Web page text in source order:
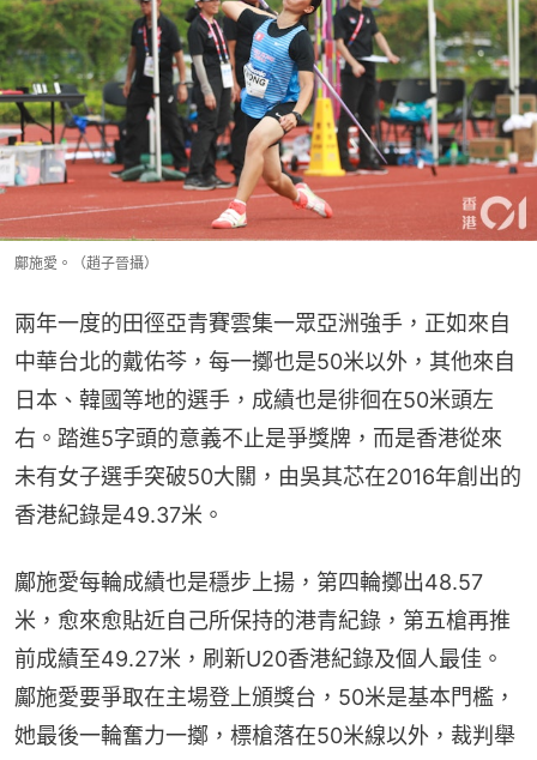
鄺施愛。（趙子晉攝）
兩年一度的田徑亞青賽雲集一眾亞洲強手，正如來自
中華台北的戴佑芩，每一擲也是50米以外，其他來自
日本、韓國等地的選手，成績也是徘徊在50米頭左
右。踏進5字頭的意義不止是爭獎牌，而是香港從來
未有女子選手突破50大關，由吳其芯在2016年創出的
香港紀錄是49.37米。
鄺施愛每輪成績也是穩步上揚，第四輪擲出48.57
米，愈來愈貼近自己所保持的港青紀錄，第五槍再推
前成績至49.27米，刷新U20香港紀錄及個人最佳。
鄺施愛要爭取在主場登上頒獎台，50米是基本門檻，
她最後一輪奮力一擲，標槍落在50米線以外，裁判舉